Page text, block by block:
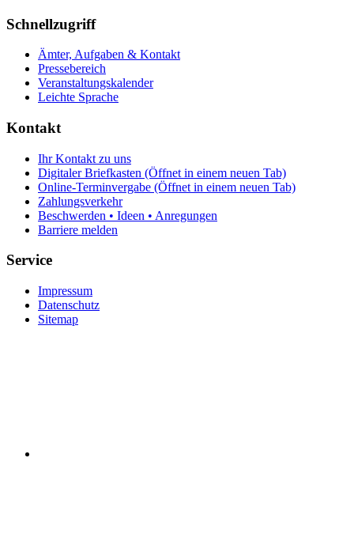
Schnellzugriff
Ämter, Aufgaben & Kontakt
Pressebereich
Veranstaltungskalender
Leichte Sprache
Kontakt
Ihr Kontakt zu uns
Digitaler Briefkasten (Öffnet in einem neuen Tab)
Online-Terminvergabe (Öffnet in einem neuen Tab)
Zahlungsverkehr
Beschwerden • Ideen • Anregungen
Barriere melden
Service
Impressum
Datenschutz
Sitemap